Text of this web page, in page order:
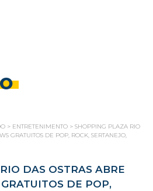
> ENTRETENIMENTO > SHOPPING PLAZA RIO
GRATUITOS DE POP, ROCK, SERTANEJO,
DAS OSTRAS ABRE
DE POP,